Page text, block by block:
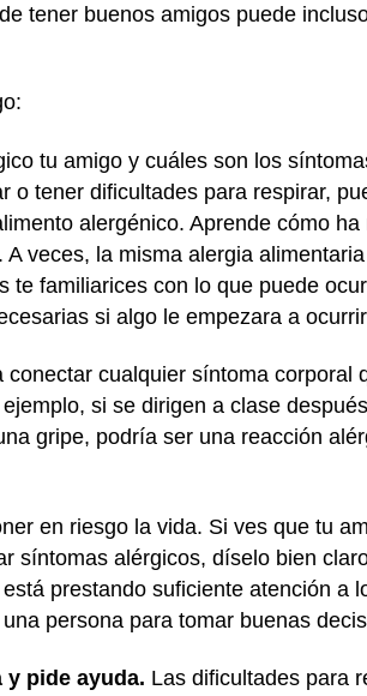
tener buenos amigos puede
tu amigo y cuáles son los
tener dificultades para respirar,
alergénico. Aprende cómo
veces, la misma alergia
familiarices con lo que puede
si algo le empezara a
conectar cualquier síntoma corporal
si se dirigen a clase
gripe, podría ser una reacción
en riesgo la vida. Si ves que tu
síntomas alérgicos, díselo bien
prestando suficiente atención a
persona para tomar buenas
y pide ayuda. Las dificultades para